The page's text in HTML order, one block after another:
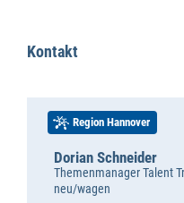
Kontakt
Region Hannover
Themenmanager Talent
neu/wagen
Dorian Schneider